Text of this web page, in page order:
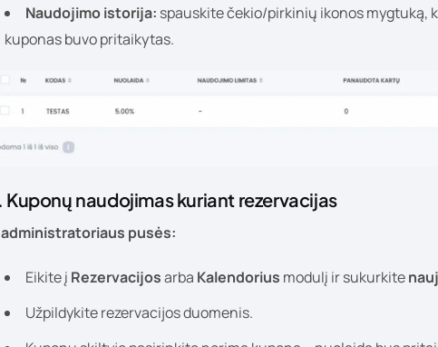
Naudojimo istorija: spauskite čekio/pirkinių ikonos mygtuką,
kuponas buvo pritaikytas.
Kuponų naudojimas kuriant rezervacijas
pusės:
Eikite į Rezervacijosarba Kalendorius modulį ir sukurkite
Užpildykite rezervacijos duomenis.